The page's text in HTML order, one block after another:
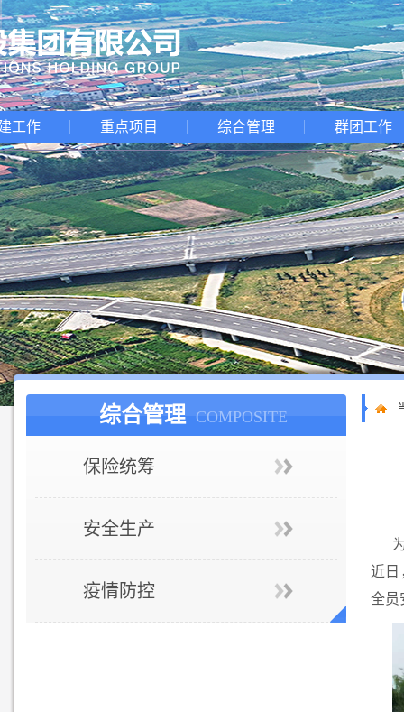
工作 重点项目 综合管理 群团工作
综合管理 COMPOSITE
保险统筹
安全生产
疫情防控
近日
全员